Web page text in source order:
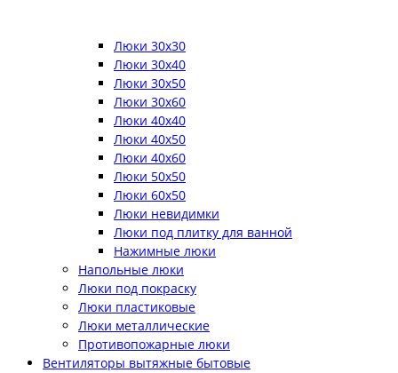
Люки 30x30
Люки 30x40
Люки 30x50
Люки 30x60
Люки 40x40
Люки 40x50
Люки 40x60
Люки 50x50
Люки 60x50
Люки невидимки
Люки под плитку для ванной
Нажимные люки
Напольные люки
Люки под покраску
Люки пластиковые
Люки металлические
Противопожарные люки
Вентиляторы вытяжные бытовые